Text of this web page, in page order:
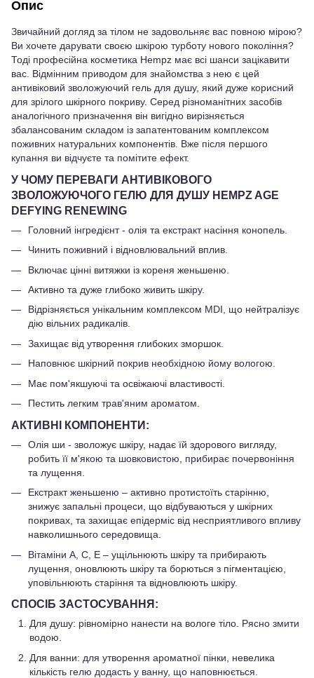
Опис
Звичайний догляд за тілом не задовольняє вас повною мірою?
Ви хочете дарувати своєю шкірою турботу нового покоління?
Тоді професійна косметика Hempz має всі шанси зацікавити
вас. Відмінним приводом для знайомства з нею є цей
антивіковий зволожуючий гель для душу, який дуже корисний
для зрілого шкірного покриву. Серед різноманітних засобів
аналогічного призначення він вигідно вирізняється
збалансованим складом із запатентованим комплексом
поживних натуральних компонентів. Вже після першого
купання ви відчуєте та помітите ефект.
У ЧОМУ ПЕРЕВАГИ АНТИВІКОВОГО
ЗВОЛОЖУЮЧОГО ГЕЛЮ ДЛЯ ДУШУ HEMPZ AGE
DEFYING RENEWING
Головний інгредієнт - олія та екстракт насіння конопель.
Чинить поживний і відновлювальний вплив.
Включає цінні витяжки із кореня женьшеню.
Активно та дуже глибоко живить шкіру.
Відрізняється унікальним комплексом MDI, що нейтралізує
дію вільних радикалів.
Захищає від утворення глибоких зморшок.
Наповнює шкірний покрив необхідною йому вологою.
Має пом'якшуючі та освіжаючі властивості.
Пестить легким трав'яним ароматом.
АКТИВНІ КОМПОНЕНТИ:
Олія ши - зволожує шкіру, надає їй здорового вигляду,
робить її м'якою та шовковистою, прибирає почервоніння
та лущення.
Екстракт женьшеню – активно протистоїть старінню,
знижує запальні процеси, що відбуваються у шкірних
покривах, та захищає епідерміс від несприятливого впливу
навколишнього середовища.
Вітаміни А, С, Е – ущільнюють шкіру та прибирають
лущення, оновлюють шкіру та борються з пігментацією,
уповільнюють старіння та відновлюють шкіру.
СПОСІБ ЗАСТОСУВАННЯ:
Для душу: рівномірно нанести на вологе тіло. Рясно змити
водою.
Для ванни: для утворення ароматної пінки, невелика
кількість гелю додасть у ванну, що наповнюється.